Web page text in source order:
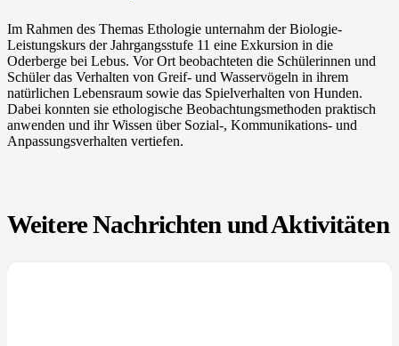
Im Rahmen des Themas Ethologie unternahm der Biologie-
Leistungskurs der Jahrgangsstufe 11 eine Exkursion in die
Oderberge bei Lebus. Vor Ort beobachteten die Schülerinnen und
Schüler das Verhalten von Greif- und Wasservögeln in ihrem
natürlichen Lebensraum sowie das Spielverhalten von Hunden.
Dabei konnten sie ethologische Beobachtungsmethoden praktisch
anwenden und ihr Wissen über Sozial-, Kommunikations- und
Anpassungsverhalten vertiefen.
Weitere Nachrichten und Aktivitäten